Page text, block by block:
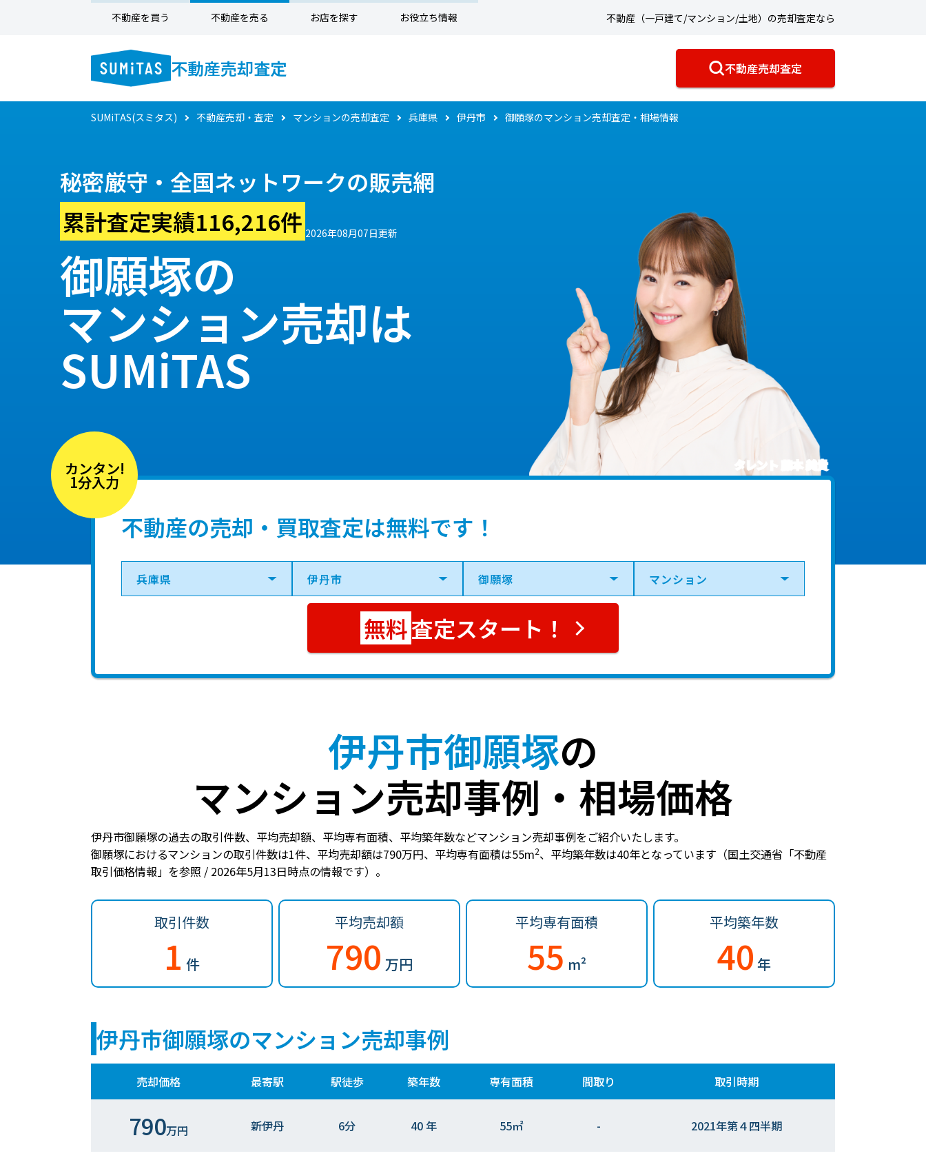
不動産を買う 不動産を売る お店を探す お役立ち情報 不動産（一戸建て/マンション/土地）の売却査定なら
不動産売却査定 不動産売却査定
SUMiTAS(スミタス) 不動産売却・査定 マンションの売却査定 兵庫県 伊丹市 御願塚のマンション売却査定・相場情報
秘密厳守・全国ネットワークの販売網
累計査定実績116,216件 2026年08月07日更新
御願塚の
マンション売却は
SUMiTAS
タレント 藤本 美貴
カンタン!
1分入力
不動産の売却・買取査定は無料です！
査定スタート！
伊丹市御願塚の
マンション売却事例・相場価格
伊丹市御願塚の過去の取引件数、平均売却額、平均専有面積、平均築年数などマンション売却事例をご紹介いたします。
御願塚におけるマンションの取引件数は1件、 平均売却額は790万円、 平均専有面積は55m2、 平均築年数は40年となっています（国土交通省「不動産
取引価格情報」を参照 / 2026年5月13日時点の情報です）。
取引件数
1 件
平均売却額
790 万円
平均専有面積
55 m²
平均築年数
40 年
伊丹市御願塚のマンション売却事例
売却価格 最寄駅 駅徒歩 築年数 専有面積 間取り 取引時期
790万円 新伊丹 6分 40 年 55㎡ - 2021年第４四半期